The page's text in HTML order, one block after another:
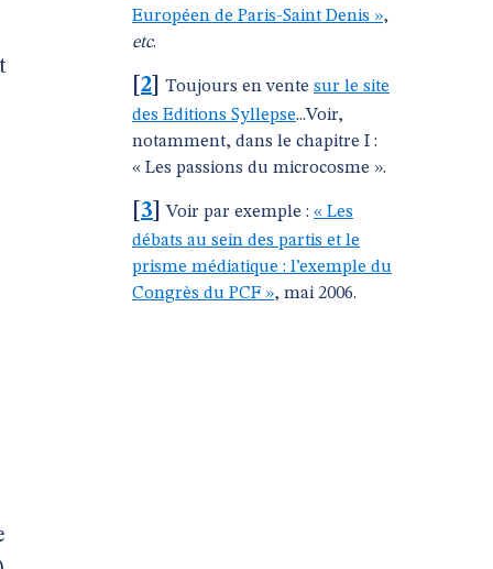
Européen de Paris-Saint Denis »,
etc.
2 Toujours en vente sur le site
des Editions Syllepse...Voir,
notamment, dans le chapitre I :
« Les passions du microcosme ».
3 ]Voir par exemple : « Les
débats au sein des partis et le
prisme médiatique : l’exemple du
Congrès du PCF », mai 2006.